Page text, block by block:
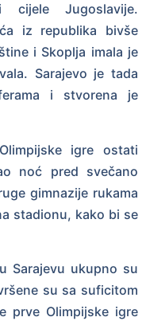
Jugoslavije.
iz republika bivše
i Skoplja imala je
Sarajevo je tada
i stvorena je
igre ostati
noć pred svečano
gimnazije rukama
stadionu, kako bi se
Sarajevu ukupno su
su sa suficitom
prve Olimpijske igre